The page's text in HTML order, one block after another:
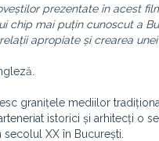
prezentate în acest
chip mai puțin cunoscut a
apropiate și crearea
granițele mediilor
istorici și arhitecți o
XX în București.